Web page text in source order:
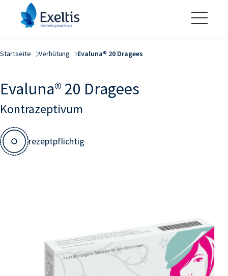
Startseite Verhütung Evaluna® 20 Dragees
Evaluna® 20 Dragees
Kontrazeptivum
rezeptpflichtig